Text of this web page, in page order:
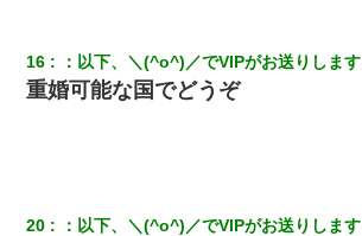
きます！」
真似された。泣きながら夫に話すと一年後に…
16 ： 以下、＼(^o^)／でVIPがお送りします
重婚可能な国でどうぞ
20 ： 以下、＼(^o^)／でVIPがお送りします